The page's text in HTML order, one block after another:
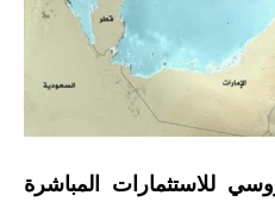
قطع الاراضي
اخبار العراق
الاخبار السياسية
للاستثمارات المباشرة